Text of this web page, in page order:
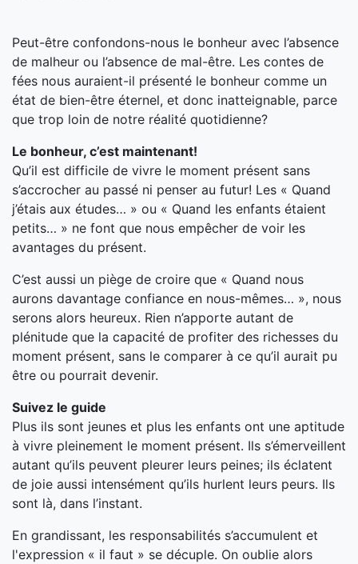
Peut-être confondons-nous le bonheur avec l’absence
de malheur ou l’absence de mal-être. Les contes de
fées nous auraient-il présenté le bonheur comme un
état de bien-être éternel, et donc inatteignable, parce
que trop loin de notre réalité quotidienne?
Le bonheur, c’est maintenant!
Qu’il est difficile de vivre le moment présent sans
s’accrocher au passé ni penser au futur! Les « Quand
j’étais aux études… » ou « Quand les enfants étaient
petits… » ne font que nous empêcher de voir les
avantages du présent.
C’est aussi un piège de croire que « Quand nous
aurons davantage confiance en nous-mêmes… », nous
serons alors heureux. Rien n’apporte autant de
plénitude que la capacité de profiter des richesses du
moment présent, sans le comparer à ce qu’il aurait pu
être ou pourrait devenir.
Suivez le guide
Plus ils sont jeunes et plus les enfants ont une aptitude
à vivre pleinement le moment présent. Ils s’émerveillent
autant qu’ils peuvent pleurer leurs peines; ils éclatent
de joie aussi intensément qu’ils hurlent leurs peurs. Ils
sont là, dans l’instant.
En grandissant, les responsabilités s’accumulent et
l'expression « il faut » se décuple. On oublie alors